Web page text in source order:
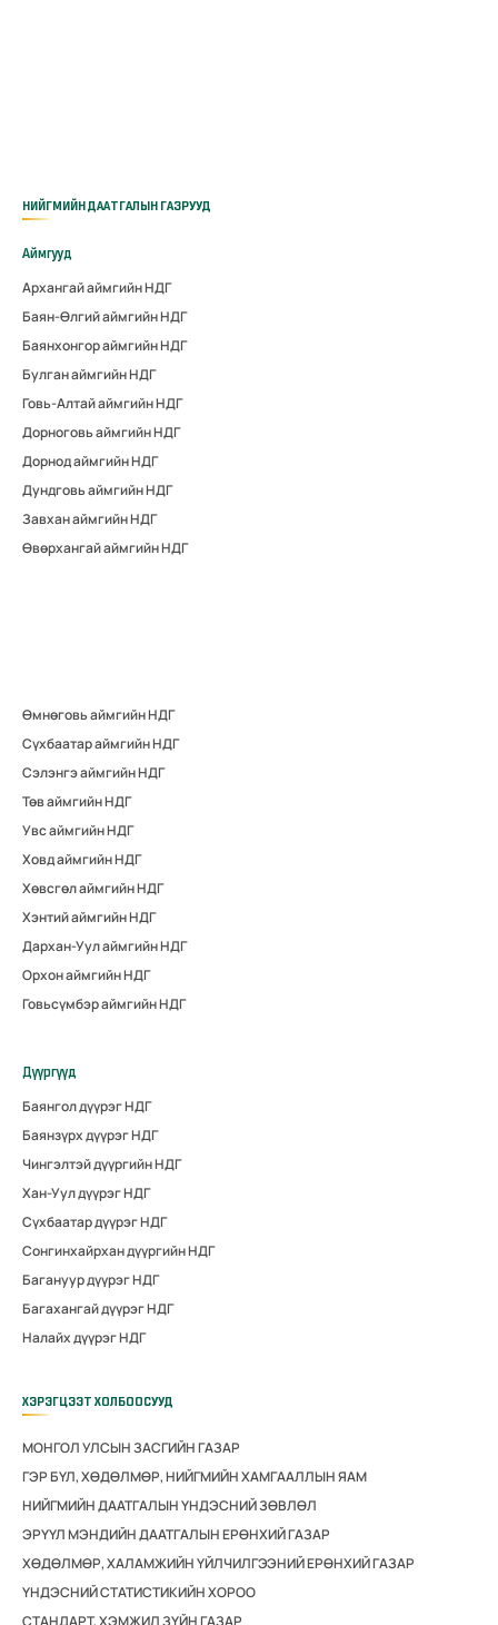
НИЙГМИЙН ДААТГАЛЫН ГАЗРУУД
Аймгууд
Архангай аймгийн НДГ
Баян-Өлгий аймгийн НДГ
Баянхонгор аймгийн НДГ
Булган аймгийн НДГ
Говь-Алтай аймгийн НДГ
Дорноговь аймгийн НДГ
Дорнод аймгийн НДГ
Дундговь аймгийн НДГ
Завхан аймгийн НДГ
Өвөрхангай аймгийн НДГ
Өмнөговь аймгийн НДГ
Сүхбаатар аймгийн НДГ
Сэлэнгэ аймгийн НДГ
Төв аймгийн НДГ
Увс аймгийн НДГ
Ховд аймгийн НДГ
Хөвсгөл аймгийн НДГ
Хэнтий аймгийн НДГ
Дархан-Уул аймгийн НДГ
Орхон аймгийн НДГ
Говьсүмбэр аймгийн НДГ
Дүүргүүд
Баянгол дүүрэг НДГ
Баянзүрх дүүрэг НДГ
Чингэлтэй дүүргийн НДГ
Хан-Уул дүүрэг НДГ
Сүхбаатар дүүрэг НДГ
Сонгинхайрхан дүүргийн НДГ
Багануур дүүрэг НДГ
Багахангай дүүрэг НДГ
Налайх дүүрэг НДГ
ХЭРЭГЦЭЭТ ХОЛБООСУУД
МОНГОЛ УЛСЫН ЗАСГИЙН ГАЗАР
ГЭР БҮЛ, ХӨДӨЛМӨР, НИЙГМИЙН ХАМГААЛЛЫН ЯАМ
НИЙГМИЙН ДААТГАЛЫН ҮНДЭСНИЙ ЗӨВЛӨЛ
ЭРҮҮЛ МЭНДИЙН ДААТГАЛЫН ЕРӨНХИЙ ГАЗАР
ХӨДӨЛМӨР, ХАЛАМЖИЙН ҮЙЛЧИЛГЭЭНИЙ ЕРӨНХИЙ ГАЗАР
ҮНДЭСНИЙ СТАТИСТИКИЙН ХОРОО
СТАНДАРТ, ХЭМЖИЛ ЗҮЙН ГАЗАР